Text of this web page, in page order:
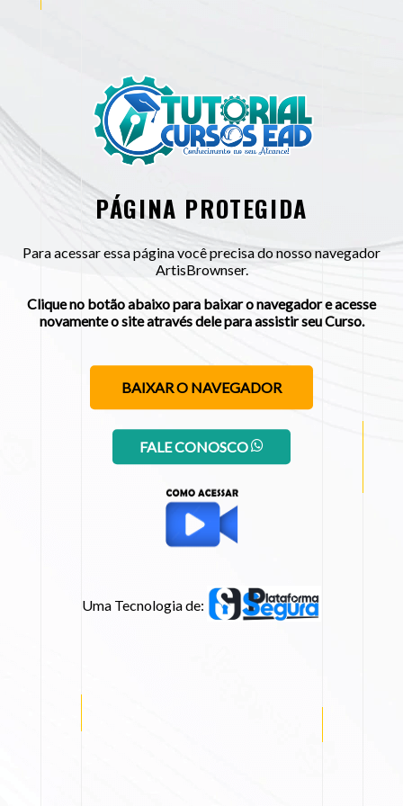
PÁGINA PROTEGIDA
Para acessar essa página você precisa do nosso navegador
ArtisBrownser.
Clique no botão abaixo para baixar o navegador e acesse
novamente o site através dele para assistir seu Curso.
BAIXAR O NAVEGADOR
FALE CONOSCO
Uma Tecnologia de: